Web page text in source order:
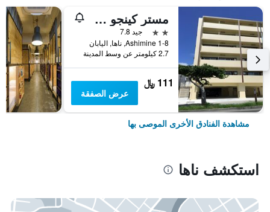
مستر كينجو فايوليت كوكوماي
2 نجمتين
جيد 7.8
1-8 Ashimine, ناها, اليابان
2.7 كيلومتر عن وسط المدينة
111 ﷼
عرض الصفقة
مشاهدة الفنادق الأخرى الموصى بها
استكشف ناها